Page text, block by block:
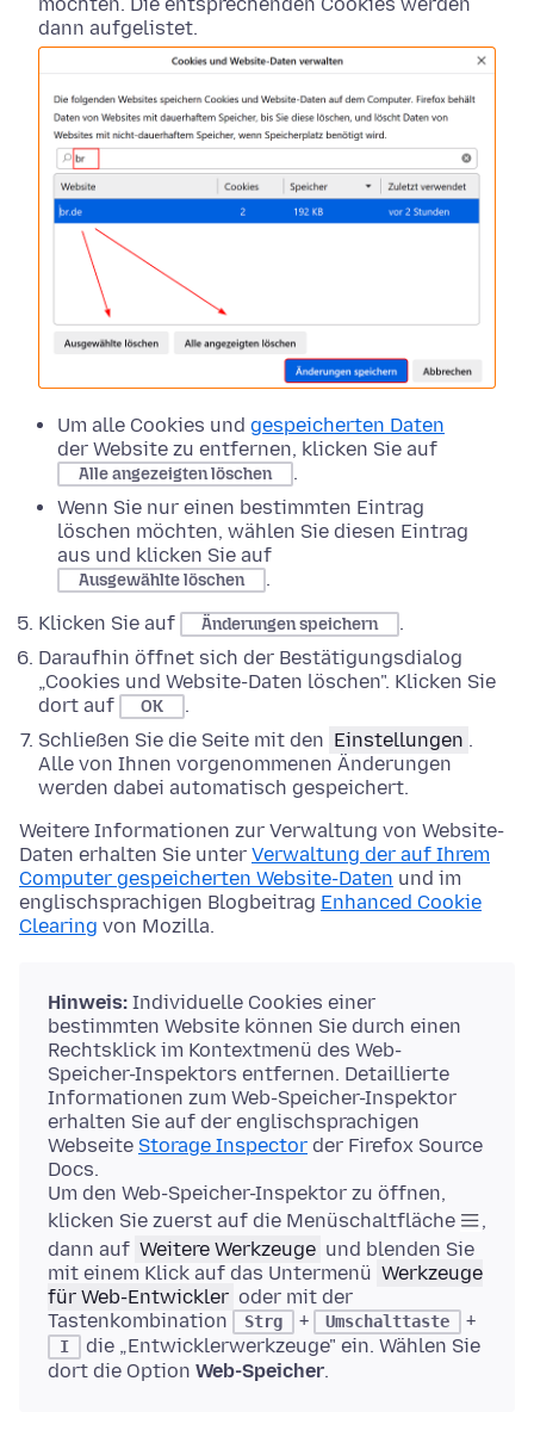
möchten. Die entsprechenden Cookies werden
dann aufgelistet.
Um alle Cookies und gespeicherten Daten
der Website zu entfernen, klicken Sie auf
Alle angezeigten löschen
.
Wenn Sie nur einen bestimmten Eintrag
löschen möchten, wählen Sie diesen Eintrag
aus und klicken Sie auf
Ausgewählte löschen
.
Klicken Sie auf
Änderungen speichern
.
Daraufhin öffnet sich der Bestätigungsdialog
„Cookies und Website-Daten löschen". Klicken Sie
dort auf
OK
.
Schließen Sie die Seite mit den Einstellungen .
Alle von Ihnen vorgenommenen Änderungen
werden dabei automatisch gespeichert.
Weitere Informationen zur Verwaltung von Website-
Daten erhalten Sie unter Verwaltung der auf Ihrem
Computer gespeicherten Website-Daten und im
englischsprachigen Blogbeitrag Enhanced Cookie
Clearing von Mozilla.
Hinweis: Individuelle Cookies einer
bestimmten Website können Sie durch einen
Rechtsklick im Kontextmenü des Web-
Speicher-Inspektors entfernen. Detaillierte
Informationen zum Web-Speicher-Inspektor
erhalten Sie auf der englischsprachigen
Webseite Storage Inspector der Firefox Source
Docs.
Um den Web-Speicher-Inspektor zu öffnen,
klicken Sie zuerst auf die Menüschaltfläche
,
dann auf Weitere Werkzeuge und blenden Sie
mit einem Klick auf das Untermenü Werkzeuge
für Web-Entwickler oder mit der
Tastenkombination
Strg + Umschalttaste +
I
die „Entwicklerwerkzeuge" ein. Wählen Sie
dort die Option Web-Speicher.